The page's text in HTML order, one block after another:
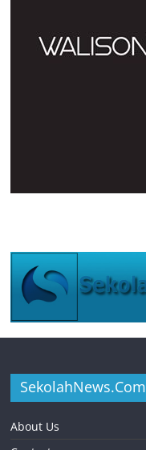
SekolahNews.Com
About Us